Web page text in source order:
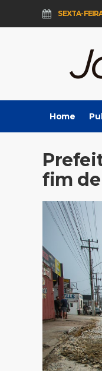
SEXTA-
Home
fim